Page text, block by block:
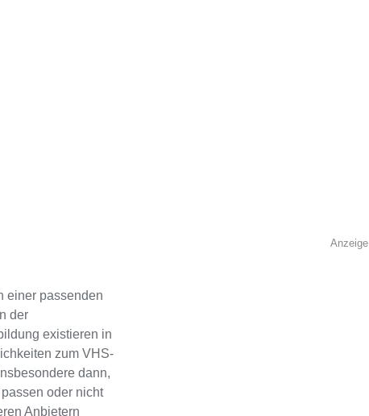
Anzeige
einer passenden
der
existieren in
zum VHS-
dann,
oder nicht
Anbietern